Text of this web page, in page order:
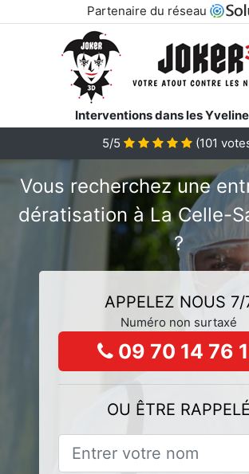
Partenaire du réseau
Interventions dans les
5/5
(101
Vous recherchez une
dératisation à La Celle-
?
APPELEZ NOUS 7/
Numéro non surtaxé
09 70 14 76
OU ÊTRE RAPPELÉ